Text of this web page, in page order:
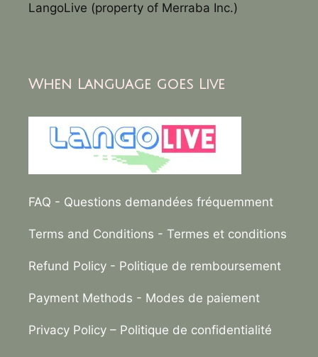
LangoLive (property of Merraba Inc.)
When Language goes Live
FAQ - Questions demandées fréquemment
Terms and Conditions - Termes et conditions
Refund Policy - Politique de remboursement
Payment Methods - Modes de paiement
Privacy Policy – Politique de confidentialité